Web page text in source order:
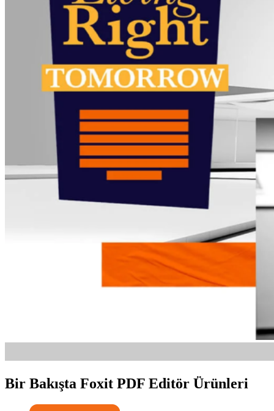
Bir Bakışta Foxit PDF Editör Ürünleri